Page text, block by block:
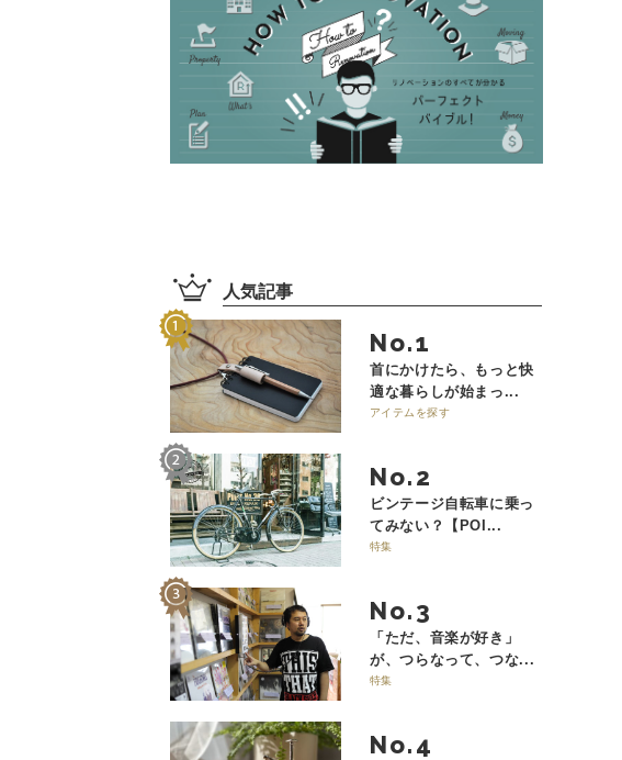
人気記事
No.
首にかけたら、もっと快
適な暮らしが始まっ...
アイテムを探す
No.
ビンテージ自転車に乗っ
てみない？【POI...
特集
No.
「ただ、音楽が好き」
が、つらなって、つな...
特集
No.